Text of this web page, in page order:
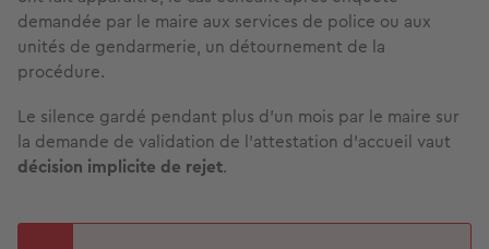
demandée par le maire aux services de police ou aux
unités de gendarmerie, un détournement de la
procédure.
Le silence gardé pendant plus d'un mois par le maire sur
la demande de validation de l'attestation d'accueil vaut
décision implicite de rejet.